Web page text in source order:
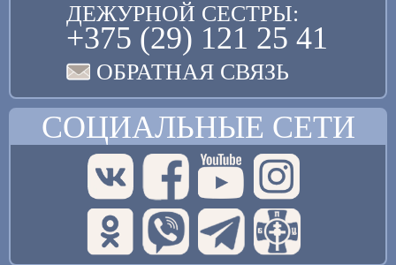
ДЕЖУРНОЙ СЕСТРЫ:
+375 (29) 121 25 41
ОБРАТНАЯ СВЯЗЬ
СОЦИАЛЬНЫЕ СЕТИ